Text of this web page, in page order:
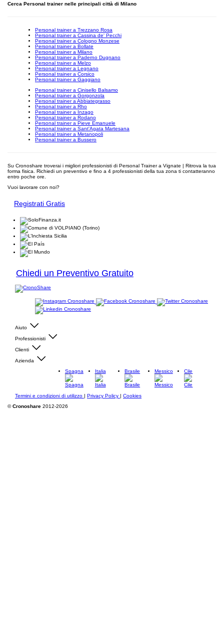
Cerca Personal trainer nelle principali città di Milano
Personal trainer a Trezzano Rosa
Personal trainer a Cassina de' Pecchi
Personal trainer a Cologno Monzese
Personal trainer a Bollate
Personal trainer a Milano
Personal trainer a Paderno Dugnano
Personal trainer a Melzo
Personal trainer a Legnano
Personal trainer a Corsico
Personal trainer a Gaggiano
Personal trainer a Cinisello Balsamo
Personal trainer a Gorgonzola
Personal trainer a Abbiategrasso
Personal trainer a Rho
Personal trainer a Inzago
Personal trainer a Rodano
Personal trainer a Pieve Emanuele
Personal trainer a Sant'Agata Martesana
Personal trainer a Metanopoli
Personal trainer a Bussero
Su Cronoshare troverai i migliori professionisti di Personal Trainer a Vignate | Ritrova la tua
forma fisica. Richiedi un preventivo e fino a 4 professionisti della tua zona ti contatteranno
entro poche ore.
Vuoi lavorare con noi?
Registrati Gratis
Chiedi un Preventivo Gratuito
Aiuto
Professionisti
Clienti
Azienda
Spagna
Italia Brasile Messico Cile
Termini e condizioni di utilizzo | Privacy Policy | Cookies
©Cronoshare 2012-2026